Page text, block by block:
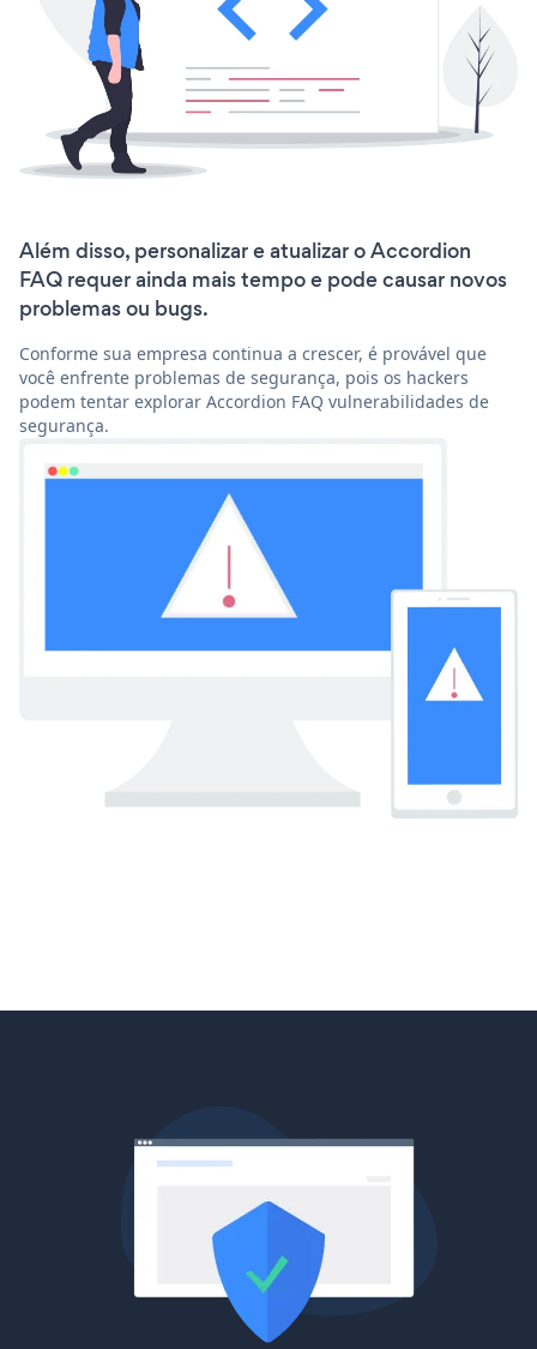
Além disso, personalizar e atualizar o Accordion
FAQ requer ainda mais tempo e pode causar novos
problemas ou bugs.
Conforme sua empresa continua a crescer, é provável que
você enfrente problemas de segurança, pois os hackers
podem tentar explorar Accordion FAQ vulnerabilidades de
segurança.